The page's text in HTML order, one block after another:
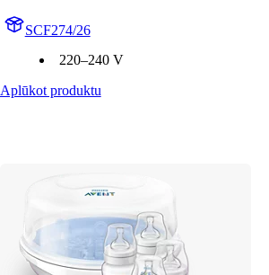
SCF274/26
220–240 V
Aplūkot produktu